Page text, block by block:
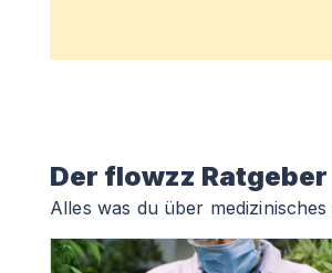
Der flowzz Ratgeber
Alles was du über